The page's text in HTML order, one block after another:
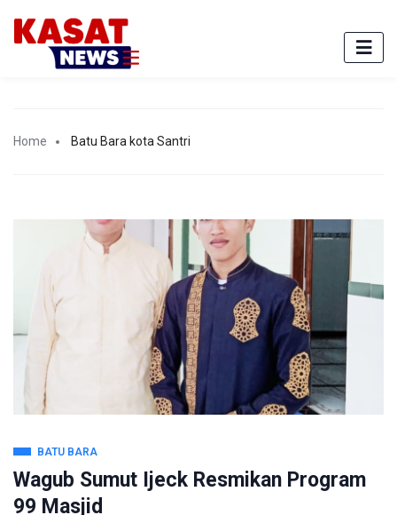
Home Batu Bara kota Santri
BATU BARA
Wagub Sumut Ijeck Resmikan Program
99 Masjid